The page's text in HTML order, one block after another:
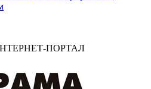
ПОРТАЛ